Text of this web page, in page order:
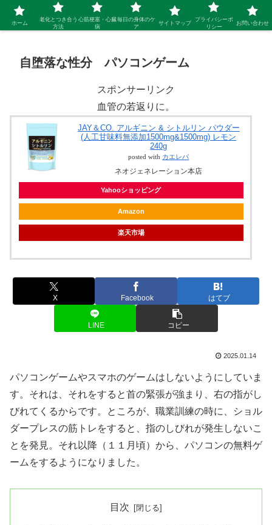
シニア 新しい人生を開拓するブログ
自堕落な性分 パソコンゲーム
スポンサーリンク
血管の若返りに。
JAY＆CO. アルギニン & シトルリン パウダー
(人工甘味料無添加1500mg&1500mg) レモン
240g
posted with カエレバ
ネオジェネレーション本店
Yahooショッピング
Amazon
楽天市場
X Facebook はてブ
LINE コピー
2025.01.14
パソコンゲームやスマホのゲームはしないようにしていま
す。それは、それをすると首の緊張が強まり、右の指がし
びれてくるからです。ところが、職業訓練の時に、ショル
ダープレスの筋トレをすると、指のしびれが発生しないこ
とを発見。それ以降（１１月頃）から、パソコンの無料ゲ
ームをするようになりました。
目次
ホーム
老化とつき合う
方法
心筋梗塞・心臓
病
毎日の身体のケ
ア
サイトマップ
プライバシーポ
リシー
お問い合わせ